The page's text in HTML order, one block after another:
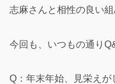
志麻さんと相性の良い
今回も、いつもの通り
Q：年末年始、見栄え